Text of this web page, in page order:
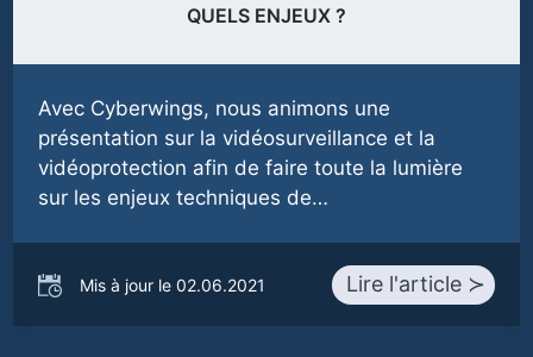
QUELS ENJEUX ?
Avec Cyberwings, nous animons une
présentation sur la vidéosurveillance et la
vidéoprotection afin de faire toute la lumière
sur les enjeux techniques de…
Mis à jour le 02.06.2021 Lire l'article ≻